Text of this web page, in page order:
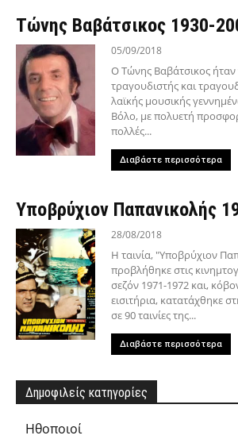
Τώνης Βαβάτσικος 1930-
05/09/2018
Ο Τώνης Βαβάτσικος
τραγουδιστής και
λαϊκής μουσικής
Βόλο, με πολυετή
πολλές...
Διαβάστε περισσότερα
Υποβρύχιον Παπανικολής
28/08/2018
Η ταινία, "Υποβρύχιον
προβλήθηκε στις
σεζόν 1971-1972 και,
εισιτήρια, κατατάχθηκε
σε 90 ταινίες της...
Διαβάστε περισσότερα
Δημοφιλείς κατηγορίες
Hθοποιοί